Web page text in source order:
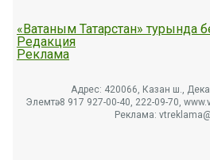
«Ватаным Татарстан» турында
Редакция
Реклама
Адрес: 420066, Казан ш.,
Элемтә: 8 917 927-00-40, 222-09-70,
Реклама: